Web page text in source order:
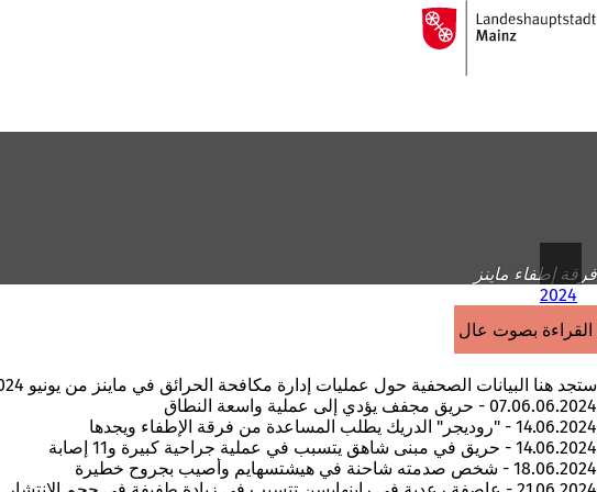
الانتقال إلى المحتوى
إلى
الصفحة
فرقة إطفاء ماينز
2024
القراءة بصوت عالٍ
ستجد هنا البيانات الصحفية حول عمليات إدارة مكافحة الحرائق في ماينز من يونيو 2024.
07.06.06.2024 - حريق مجفف يؤدي إلى عملية واسعة النطاق
14.06.2024 - "روديجر" الدريك يطلب المساعدة من فرقة الإطفاء ويجدها
14.06.2024 - حريق في مبنى شاهق يتسبب في عملية جراحية كبيرة و11 إصابة
18.06.2024 - شخص صدمته شاحنة في هيشتسهايم وأصيب بجروح خطيرة